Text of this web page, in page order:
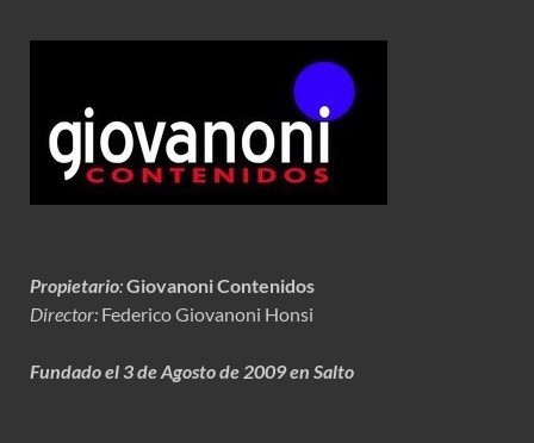
Propietario:Giovanoni Contenidos
Director: Federico Giovanoni Honsi
Fundado el 3 de Agosto de 2009 en Salto